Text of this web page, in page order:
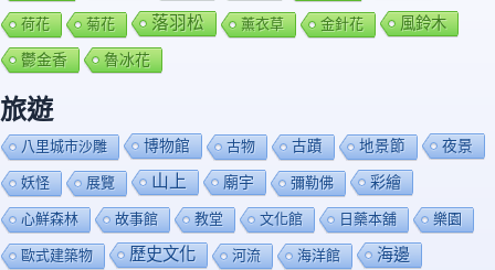
荷花 菊花 落羽松 薰衣草 金針花 風鈴木
鬱金香 魯冰花
旅遊
八里城市沙雕 博物館 古物 古蹟 地景節 夜景
妖怪 展覽 山上 廟宇 彌勒佛 彩繪
心鮮森林 故事館 教堂 文化館 日藥本舖 樂園
歐式建築物 歷史文化 河流 海洋館 海邊